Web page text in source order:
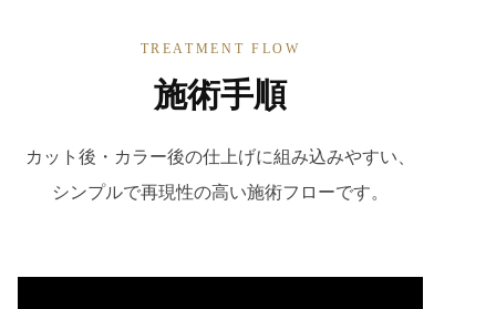
TREATMENT FLOW
施術手順
カット後・カラー後の仕上げに組み込みやすい、
シンプルで再現性の高い施術フローです。